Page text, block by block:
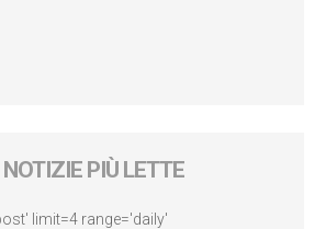
NOTIZIE PIÙ LETTE
limit=4 range='daily'